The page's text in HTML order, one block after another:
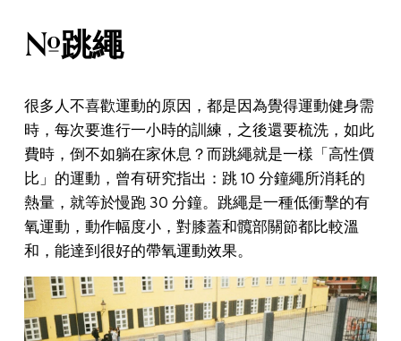
#跳繩
很多人不喜歡運動的原因，都是因為覺得運動健身需
時，每次要進行一小時的訓練，之後還要梳洗，如此
費時，倒不如躺在家休息？而跳繩就是一樣「高性價
比」的運動，曾有研究指出：跳 10 分鐘繩所消耗的
熱量，就等於慢跑 30 分鐘。跳繩是一種低衝擊的有
氧運動，動作幅度小，對膝蓋和髖部關節都比較溫
和，能達到很好的帶氧運動效果。